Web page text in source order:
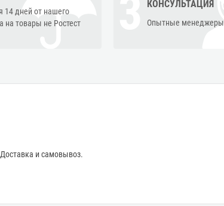
14 дней от нашего
на товары не Ростест
КОНСУЛЬТАЦИЯ
Опытные менеджеры
и самовывоз.